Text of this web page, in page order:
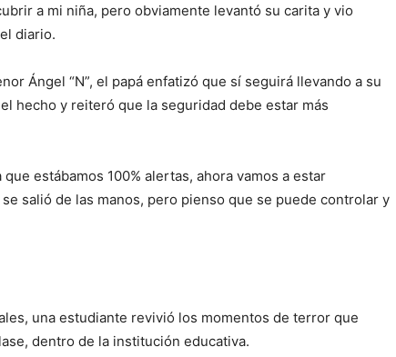
a mi niña, pero obviamente levantó su carita y vio
diario.
Ángel “N”, el papá enfatizó que sí seguirá llevando a su
hecho y reiteró que la seguridad debe estar más
estábamos 100% alertas, ahora vamos a estar
salió de las manos, pero pienso que se puede controlar y
una estudiante revivió los momentos de terror que
dentro de la institución educativa.